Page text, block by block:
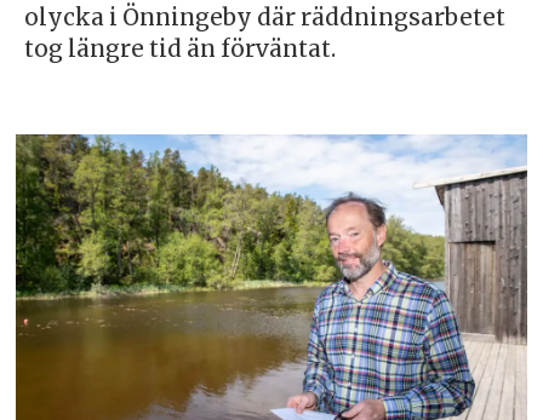
olycka i Önningeby där räddningsarbetet
tog längre tid än förväntat.